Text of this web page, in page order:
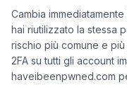
Cambia
hai riutilizzato la stessa
rischio più comune e
2FA su tutti gli account
haveibeenpwned.com